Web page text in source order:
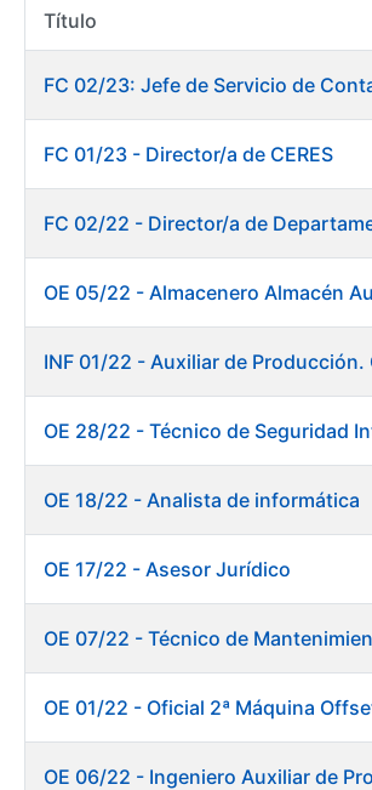
Mostrar/Ocultar
Mostrar/Ocultar
Mostrar/Ocultar
Título
FC 01/23 - Director/a de CERES
OE 28/22 - Técnico de Seguridad
OE 18/22 - Analista de informática
OE 17/22 - Asesor Jurídico